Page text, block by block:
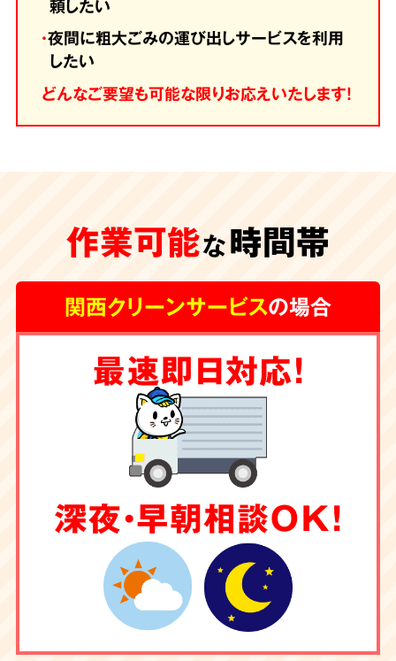
頼したい
・夜間に粗大ごみの運び出しサービスを利用
したい
どんなご要望も可能な限りお応えいたします！
作業可能な時間帯
関西クリーンサービスの場合
最速即日対応！
深夜・早朝相談OK！